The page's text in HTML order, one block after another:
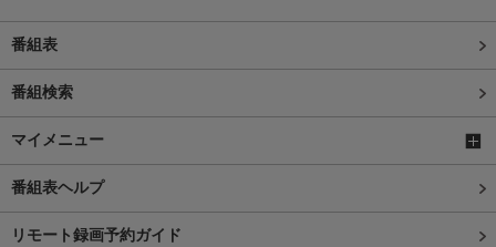
番組表
番組検索
マイメニュー
番組表ヘルプ
リモート録画予約ガイド